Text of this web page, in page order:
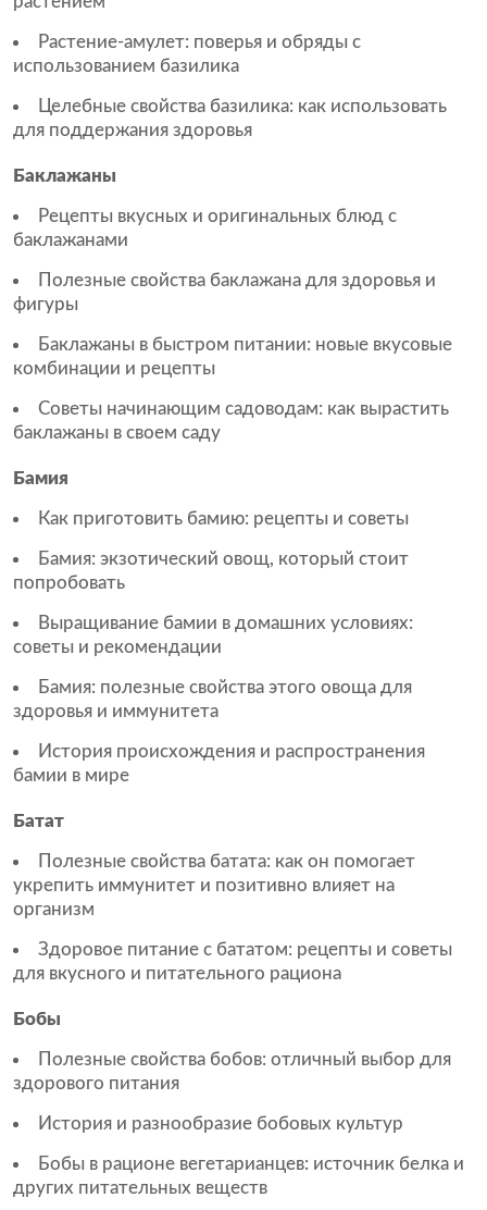
Растение-амулет: поверья и обряды с
использованием базилика
Целебные свойства базилика: как использовать
для поддержания здоровья
Баклажаны
Рецепты вкусных и оригинальных блюд с
баклажанами
Полезные свойства баклажана для здоровья и
фигуры
Баклажаны в быстром питании: новые вкусовые
комбинации и рецепты
Советы начинающим садоводам: как вырастить
баклажаны в своем саду
Бамия
Как приготовить бамию: рецепты и советы
Бамия: экзотический овощ, который стоит
попробовать
Выращивание бамии в домашних условиях:
советы и рекомендации
Бамия: полезные свойства этого овоща для
здоровья и иммунитета
История происхождения и распространения
бамии в мире
Батат
Полезные свойства батата: как он помогает
укрепить иммунитет и позитивно влияет на
организм
Здоровое питание с бататом: рецепты и советы
для вкусного и питательного рациона
Бобы
Полезные свойства бобов: отличный выбор для
здорового питания
История и разнообразие бобовых культур
Бобы в рационе вегетарианцев: источник белка и
других питательных веществ